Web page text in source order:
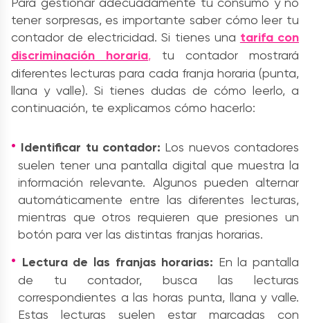
tener sorpresas, es importante saber cómo leer tu
contador de electricidad. Si tienes una tarifa con
discriminación horaria, tu contador mostrará
diferentes lecturas para cada franja horaria (punta,
llana y valle). Si tienes dudas de cómo leerlo, a
continuación, te explicamos cómo hacerlo:
Identificar tu contador: Los nuevos contadores
suelen tener una pantalla digital que muestra la
información relevante. Algunos pueden alternar
automáticamente entre las diferentes lecturas,
mientras que otros requieren que presiones un
botón para ver las distintas franjas horarias.
Lectura de las franjas horarias: En la pantalla
de tu contador, busca las lecturas
correspondientes a las horas punta, llana y valle.
Estas lecturas suelen estar marcadas con